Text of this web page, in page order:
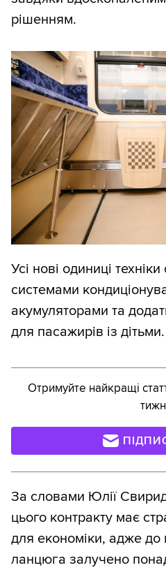
рішенням.
Усі нові одиниці
системами
акумуляторами та
для пасажирів із дітьми.
Отримуйте найкращі
За словами Юлії
цього контракту має
для економіки, адже до
ланцюга залучено